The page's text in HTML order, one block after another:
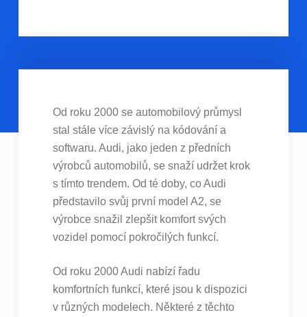
Od roku 2000 se automobilový průmysl
stal stále více závislý na kódování a
softwaru. Audi, jako jeden z předních
výrobců automobilů, se snaží udržet krok
s tímto trendem. Od té doby, co Audi
představilo svůj první model A2, se
výrobce snažil zlepšit komfort svých
vozidel pomocí pokročilých funkcí.
Od roku 2000 Audi nabízí řadu
komfortních funkcí, které jsou k dispozici
v různých modelech. Některé z těchto